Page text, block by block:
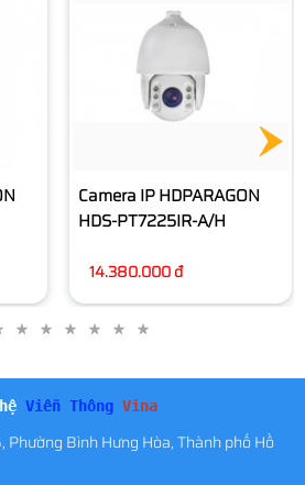
HDS-PT5225IR-A
11.890.000 đ
Viễn Thông Vina
Bình Hưng Hòa, Thành phố Hồ